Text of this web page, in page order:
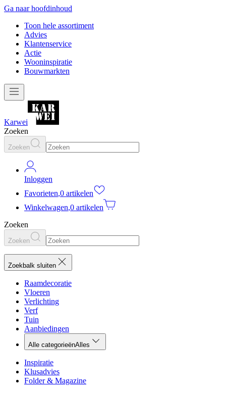
Ga naar hoofdinhoud
Toon hele assortiment
Advies
Klantenservice
Actie
Wooninspiratie
Bouwmarkten
Karwei
Zoeken
Zoeken
Inloggen
Favorieten,0 artikelen
Winkelwagen,0 artikelen
Zoeken
Zoeken
Zoekbalk sluiten
Raamdecoratie
Vloeren
Verlichting
Verf
Tuin
Aanbiedingen
Alle categorieënAlles
Inspiratie
Klusadvies
Folder & Magazine